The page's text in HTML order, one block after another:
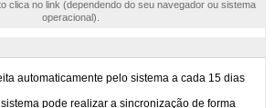
clica no link (dependendo do seu navegador ou sistema
operacional).